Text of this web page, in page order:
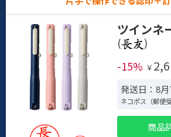
ツインネ
(
)
-15% ￥
発送日：8
ネコポス（郵便
商品